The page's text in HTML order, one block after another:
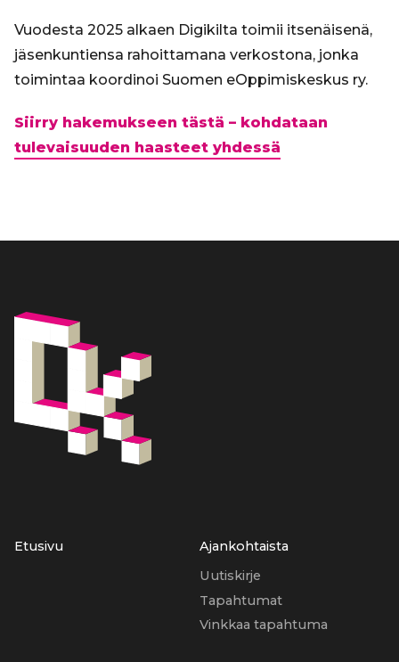
Vuodesta 2025 alkaen Digikilta toimii itsenäisenä,
jäsenkuntiensa rahoittamana verkostona, jonka
toimintaa koordinoi Suomen eOppimiskeskus ry.
Siirry hakemukseen tästä – kohdataan
tulevaisuuden haasteet yhdessä
Etusivu
Ajankohtaista
Uutiskirje
Tapahtumat
Vinkkaa tapahtuma